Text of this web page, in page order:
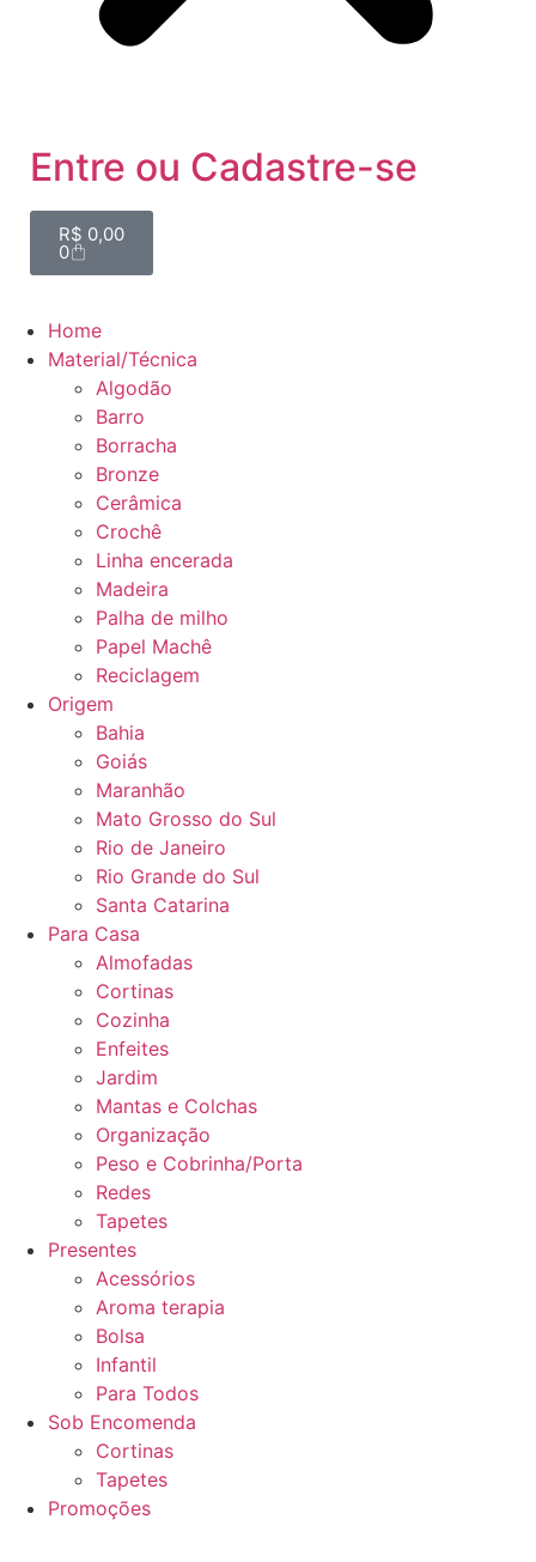
Entre ou Cadastre-se
R$ 0,00
0
Home
Material/Técnica
Algodão
Barro
Borracha
Bronze
Cerâmica
Crochê
Linha encerada
Madeira
Palha de milho
Papel Machê
Reciclagem
Origem
Bahia
Goiás
Maranhão
Mato Grosso do Sul
Rio de Janeiro
Rio Grande do Sul
Santa Catarina
Para Casa
Almofadas
Cortinas
Cozinha
Enfeites
Jardim
Mantas e Colchas
Organização
Peso e Cobrinha/Porta
Redes
Tapetes
Presentes
Acessórios
Aroma terapia
Bolsa
Infantil
Para Todos
Sob Encomenda
Cortinas
Tapetes
Promoções